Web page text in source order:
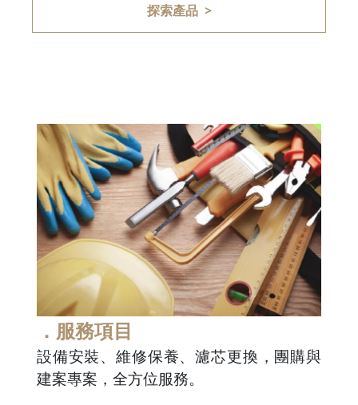
探索產品 >
．服務項目
設備安裝、維修保養、濾芯更換，團購與
建案專案，全方位服務。